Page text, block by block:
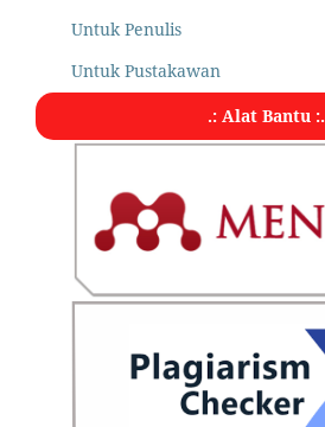
Untuk Penulis
Untuk Pustakawan
.: Alat Bantu :.